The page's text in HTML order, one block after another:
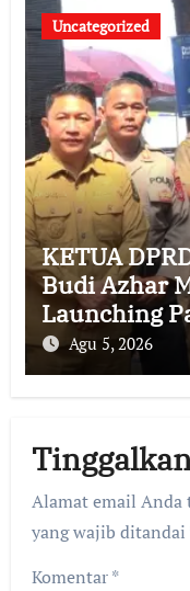
Uncategorized
KETUA
Budi Azhar
Launching
Agu 5, 2026
Alamat email Anda
yang wajib ditandai
Komentar*